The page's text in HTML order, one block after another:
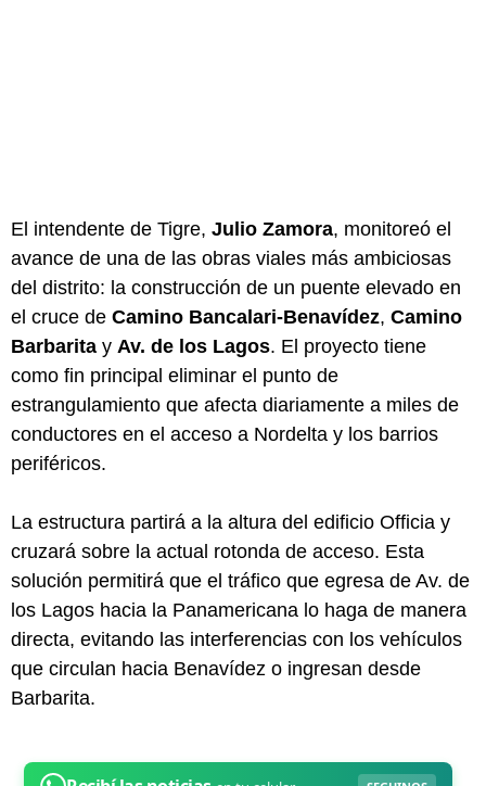
El intendente de Tigre, Julio Zamora, monitoreó el
avance de una de las obras viales más ambiciosas
del distrito: la construcción de un puente elevado en
el cruce de Camino Bancalari-Benavídez, Camino
Barbarita y Av. de los Lagos. El proyecto tiene
como fin principal eliminar el punto de
estrangulamiento que afecta diariamente a miles de
conductores en el acceso a Nordelta y los barrios
periféricos.
La estructura partirá a la altura del edificio Officia y
cruzará sobre la actual rotonda de acceso. Esta
solución permitirá que el tráfico que egresa de Av. de
los Lagos hacia la Panamericana lo haga de manera
directa, evitando las interferencias con los vehículos
que circulan hacia Benavídez o ingresan desde
Barbarita.